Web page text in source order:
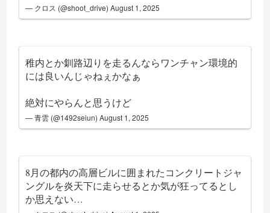
— クロス (@shoot_drive)August 1, 2025
稚内とか釧路辺りを走るんならワンチャン環境的
には良いんじゃねぇかなぁ
絶対にやらんと思うけど
— 青雲 (@1492seiun)August 1, 2025
8月の都内の高層ビルに囲まれたコンクリートジャ
ングルを炎天下に走らせるとか気が狂ってるとし
か思えない…